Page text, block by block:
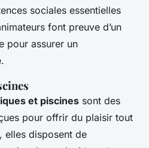
sociales essentielles
font preuve d’un
pour assurer un
et piscines sont des
pour offrir du plaisir tout
elles disposent de